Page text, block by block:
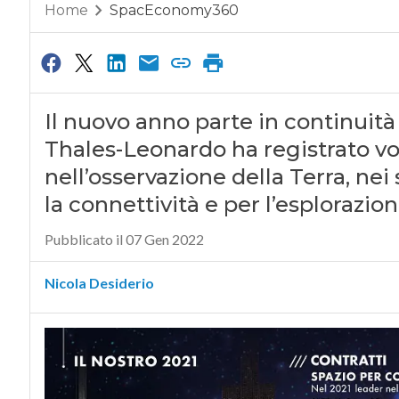
Home SpacEconomy360
Il nuovo anno parte in
Thales-Leonardo ha registrato
nell’osservazione della Terra,
la connettività e per
Pubblicato il 07 Gen 2022
Nicola Desiderio